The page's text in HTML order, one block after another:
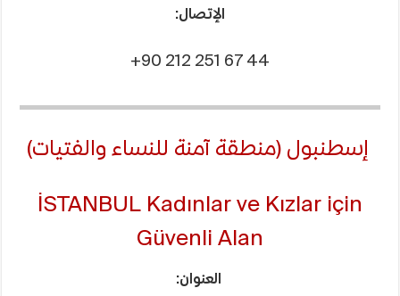
الإتصال:
+90 212 251 67 44
إسطنبول (منطقة آمنة للنساء والفتيات)
İSTANBUL Kadınlar ve Kızlar için
Güvenli Alan
العنوان: